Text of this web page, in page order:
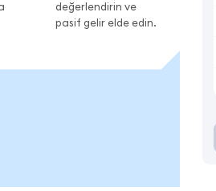
değerlendirin ve
pasif gelir elde edin.